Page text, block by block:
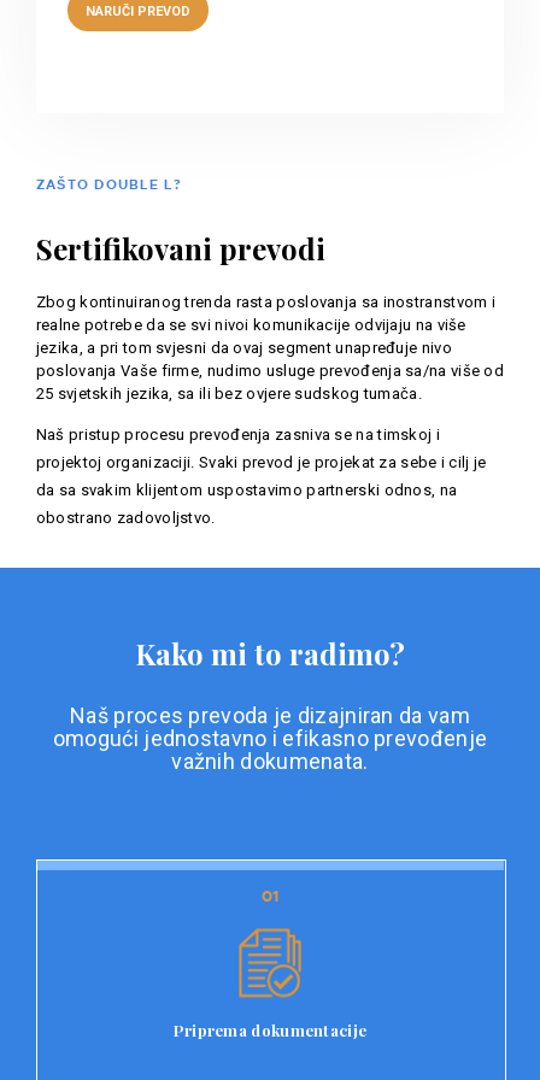
ZAŠTO DOUBLE L?
Sertifikovani prevodi
Zbog kontinuiranog trenda rasta poslovanja sa inostranstvom i
realne potrebe da se svi nivoi komunikacije odvijaju na više
jezika, a pri tom svjesni da ovaj segment unapređuje nivo
poslovanja Vaše firme, nudimo usluge prevođenja sa/na više od
25 svjetskih jezika, sa ili bez ovjere sudskog tumača.
Naš pristup procesu prevođenja zasniva se na timskoj i
projektoj organizaciji. Svaki prevod je projekat za sebe i cilj je
da sa svakim klijentom uspostavimo partnerski odnos, na
obostrano zadovoljstvo.
Kako mi to radimo?
Naš proces prevoda je dizajniran da vam
omogući jednostavno i efikasno prevođenje
važnih dokumenata.
01
Priprema dokumentacije
01
Prvi korak u našem procesu prevoda je priprema
dokumentacije. Korisnici jednostavno učitavaju svoje
dokumenta, kao i specifične zahtjeve za prevod.